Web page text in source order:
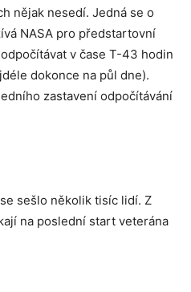
nějak nesedí. Jedná se o
NASA pro předstartovní
v čase T-43 hodin
dokonce na půl dne).
zastavení odpočítávání
sešlo několik tisíc lidí. Z
na poslední start veterána